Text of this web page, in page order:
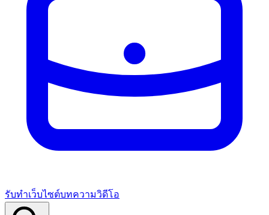
รับทำเว็บไซต์บทความวิดีโอ